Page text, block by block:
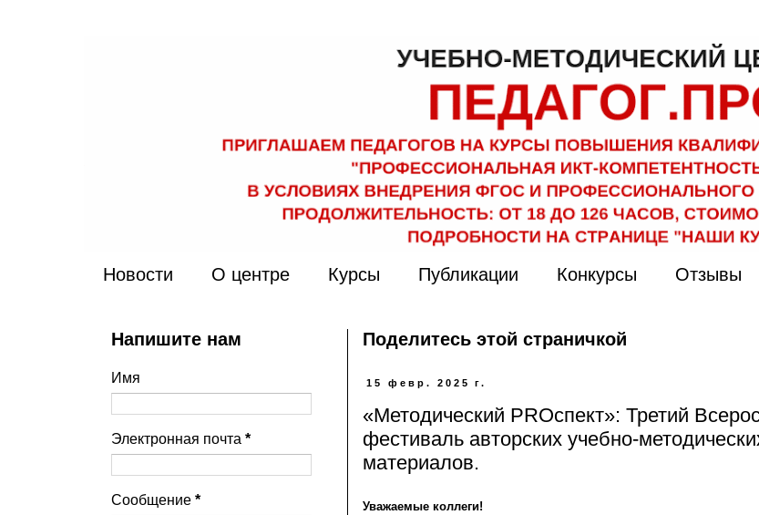
Новости О центре Курсы Публикации Конкурсы Отзывы
Поделитесь этой страничкой
15 февр. 2025 г.
«Методический PROспект»: Третий
фестиваль авторских учебно-
материалов.
Уважаемые коллеги!
Напишите нам
Имя
Электронная почта *
Сообщение *